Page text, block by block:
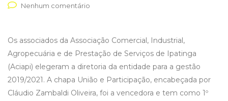
Nenhum comentário
Os associados da Associação Comercial, Industrial,
Agropecuária e de Prestação de Serviços de Ipatinga
(Aciapi) elegeram a diretoria da entidade para a gestão
2019/2021. A chapa União e Participação, encabeçada por
Cláudio Zambaldi Oliveira, foi a vencedora e tem como 1º